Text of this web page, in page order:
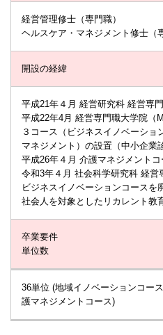
経営管理修士（専門職）
ヘルスケア・マネジメント修士（
開設の経緯
平成21年４月 経営研究科 経営専
平成22年4月 経営専門職大学院（
３コース（ビジネスイノベーショ
マネジメント）の設置（中小企業
平成26年４月 介護マネジメント
令和3年４月 社会科学研究科 経営
ビジネスイノベーションコースを
社会人を対象としたリカレント教
卒業要件
単位数
36単位 (地域イノベーションコー
護マネジメントコース)